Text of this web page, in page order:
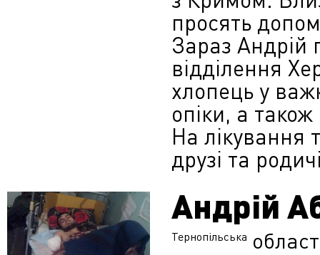
просять
Зараз Андрій
відділення
хлопець у
опіки, а
На лікування
друзі та
Андрій
Тернопільська